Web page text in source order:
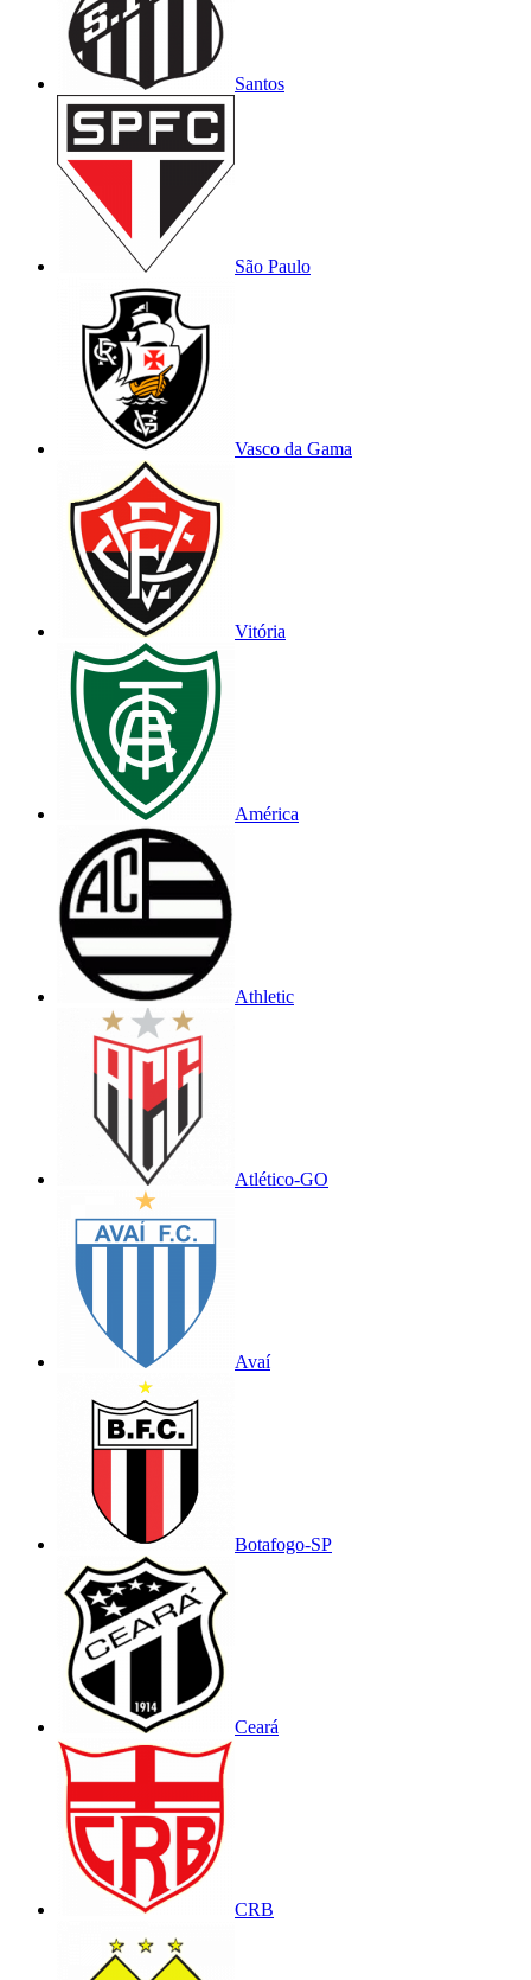
Santos
São Paulo
Vasco da Gama
Vitória
América
Athletic
Atlético-GO
Avaí
Botafogo-SP
Ceará
CRB